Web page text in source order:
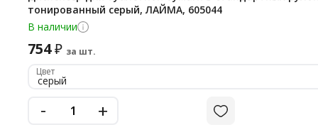
тонированный серый, ЛАЙМА, 605044
В наличии
754₽ за шт.
Цвет
серый
- +